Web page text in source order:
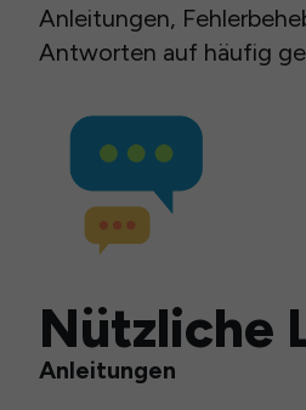
Anleitungen,
Antworten auf häufig
Nützliche
Anleitungen